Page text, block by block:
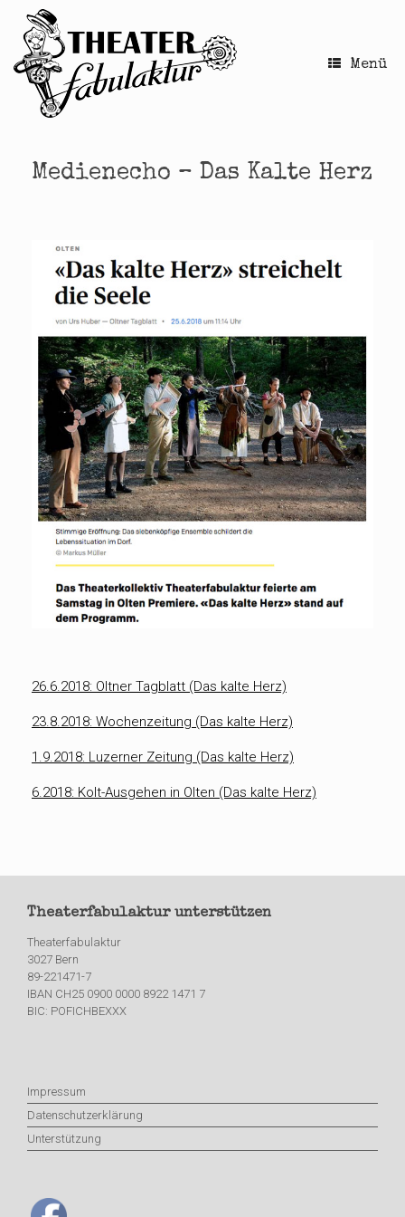
springen
Menü
Medienecho – Das Kalte Herz
26.6.2018: Oltner Tagblatt (Das kalte Herz)
23.8.2018: Wochenzeitung (Das kalte Herz)
1.9.2018: Luzerner Zeitung (Das kalte Herz)
6.2018: Kolt-Ausgehen in Olten (Das kalte Herz)
Theaterfabulaktur unterstützen
Theaterfabulaktur
3027 Bern
89-221471-7
IBAN CH25 0900 0000 8922 1471 7
BIC: POFICHBEXXX
Impressum
Datenschutzerklärung
Unterstützung